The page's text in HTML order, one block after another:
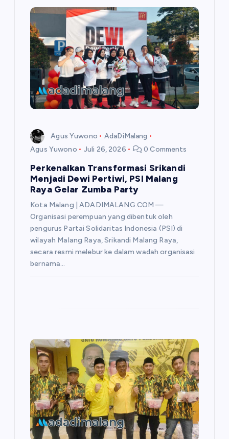
Agus Yuwono
AdaDiMalang
Agus Yuwono
Juli 26, 2026 0 Comments
Perkenalkan Transformasi Srikandi
Menjadi Dewi Pertiwi, PSI Malang
Raya Gelar Zumba Party
Kota Malang | ADADIMALANG.COM —
Organisasi perempuan yang dibentuk oleh
pengurus Partai Solidaritas Indonesia (PSI) di
wilayah Malang Raya, Srikandi Malang Raya,
secara resmi melebur ke dalam wadah organisasi
bernama…